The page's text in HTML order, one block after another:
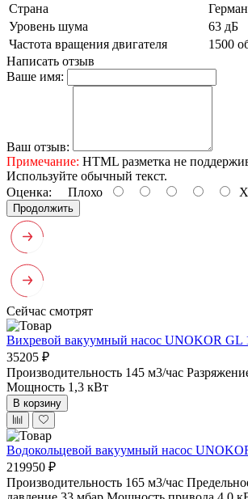
Страна
Уровень шума
63 дБ
Частота вращения двигателя
1500
Написать отзыв
Ваше имя:
Ваш отзыв:
Примечание: HTML разметка не
Используйте обычный текст.
Оценка: Плохо
Продолжить
Сейчас смотрят
Вихревой вакуумный насос UNOKOR GL
35205 ₽
Производительность 145 м3/час
Мощность 1,3 кВт
В корзину
Водокольцевой вакуумный насос
219950 ₽
Производительность 165 м3/час